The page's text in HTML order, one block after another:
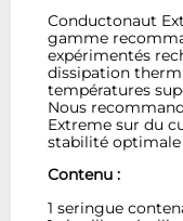
Conductonaut
gamme
expérimentés
dissipation
températures
Nous
Extreme sur du
stabilité
Contenu :
1 seringue